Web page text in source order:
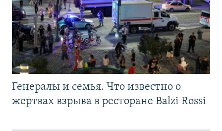
Генералы и семья. Что известно о
жертвах взрыва в ресторане Balzi Rossi